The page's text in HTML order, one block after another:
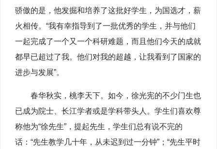
骄傲的是，他发掘和培养了这批好学生，为国选才，薪
火相传。“我有幸指导到了一批优秀的学生，并与他们
一起完成了一个又一个科研难题，而且他们今天的成就
都早已超过了我。他们对我的超越，让我看到了国家的
进步与发展”。
春华秋实，桃李天下。如今，徐光宪的不少门生也
已成为院士、长江学者或是学科带头人。学生们喜欢尊
称他为“徐先生”，提起先生，学生们总有说不完的
话：“先生教学几十年，从未迟到过一分钟”；“先生平时